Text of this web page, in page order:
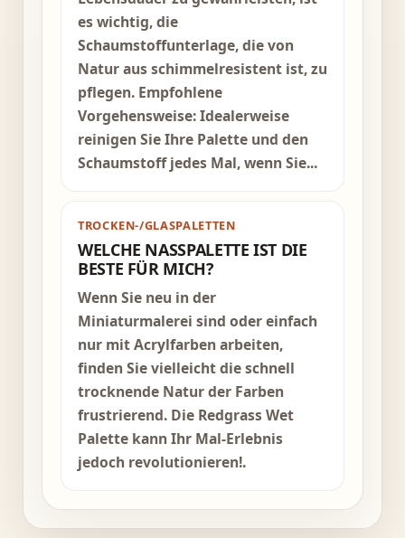
es wichtig, die
Schaumstoffunterlage, die von
Natur aus schimmelresistent ist, zu
pflegen. Empfohlene
Vorgehensweise: Idealerweise
reinigen Sie Ihre Palette und den
Schaumstoff jedes Mal, wenn Sie...
TROCKEN-/GLASPALETTEN
WELCHE NASSPALETTE IST DIE
BESTE FÜR MICH?
Wenn Sie neu in der
Miniaturmalerei sind oder einfach
nur mit Acrylfarben arbeiten,
finden Sie vielleicht die schnell
trocknende Natur der Farben
frustrierend. Die Redgrass Wet
Palette kann Ihr Mal-Erlebnis
jedoch revolutionieren!.